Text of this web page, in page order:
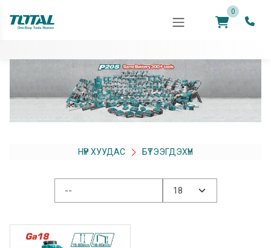
0
НҮҮР ХУУДАС БҮТЭЭГДЭХҮҮН